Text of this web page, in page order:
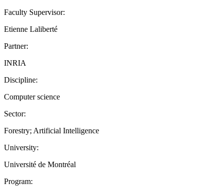
Faculty Supervisor:
Etienne Laliberté
Partner:
INRIA
Discipline:
Computer science
Sector:
Forestry; Artificial Intelligence
University:
Université de Montréal
Program: